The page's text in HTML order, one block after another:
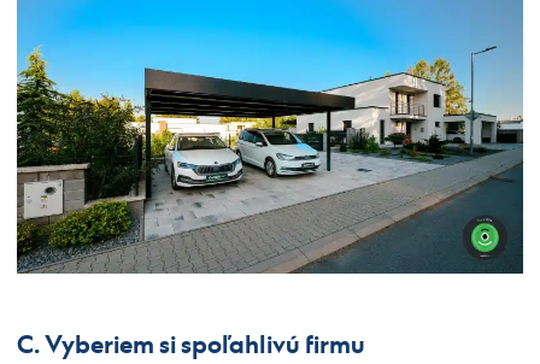
C. Vyberiem si spoľahlivú firmu